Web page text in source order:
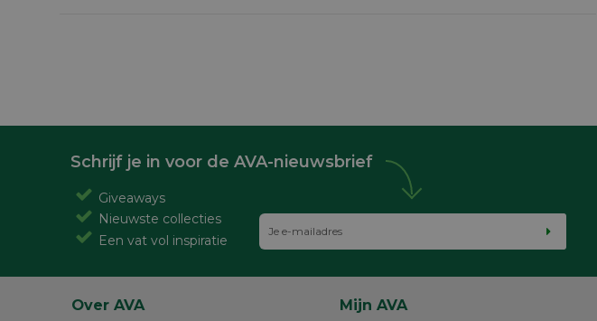
Schrijf je in voor de AVA-nieuwsbrief
Giveaways
Nieuwste collecties
Een vat vol inspiratie
Over AVA Mijn AVA